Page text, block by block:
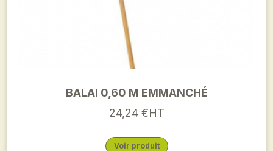
BALAI 0,60 M EMMANCHÉ
24,24 €HT
Voir produit